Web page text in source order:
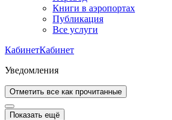
Книги в аэропортах
Публикация
Все услуги
КабинетКабинет
Уведомления
Отметить все как прочитанные
Показать ещё